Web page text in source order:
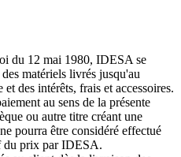
du 12 mai 1980, IDESA se
matériels livrés jusqu'au
des intérêts, frais et accessoires.
au sens de la présente
ou autre titre créant une
pourra être considéré effectué
du prix par IDESA.